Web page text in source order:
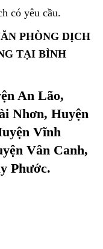
có yêu cầu.
PHÒNG DỊCH
TẠI BÌNH
An Lão,
Nhơn, Huyện
Vĩnh
Vân Canh,
Phước.